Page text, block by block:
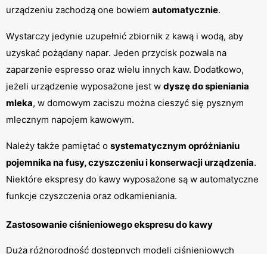
urządzeniu zachodzą one bowiem automatycznie.
Wystarczy jedynie uzupełnić zbiornik z kawą i wodą, aby
uzyskać pożądany napar. Jeden przycisk pozwala na
zaparzenie espresso oraz wielu innych kaw. Dodatkowo,
jeżeli urządzenie wyposażone jest w dyszę do spieniania
mleka, w domowym zaciszu można cieszyć się pysznym
mlecznym napojem kawowym.
Należy także pamiętać o systematycznym opróżnianiu
pojemnika na fusy, czyszczeniu i konserwacji urządzenia.
Niektóre ekspresy do kawy wyposażone są w automatyczne
funkcje czyszczenia oraz odkamieniania.
Zastosowanie ciśnieniowego ekspresu do kawy
Duża różnorodność dostępnych modeli ciśnieniowych